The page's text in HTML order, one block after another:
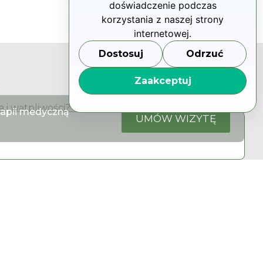
i wątpliwości?
66 66
doświadczenie podczas
korzystania z naszej strony
internetowej.
Dostosuj Odrzuć
Zaakceptuj
medyczną
UMÓW WIZYTĘ